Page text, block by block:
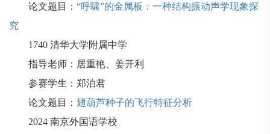
论文题目： “呼啸”的金属板：一种结构振动声学现象探
究
1740 清华大学附属中学
指导老师：居重艳、姜开利
参赛学生：郑泊君
论文题目： 翅葫芦种子的飞行特征分析
2024 南京外国语学校